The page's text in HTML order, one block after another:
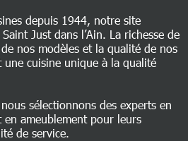
depuis 1944, notre site
Just dans l’Ain. La richesse de
nos modèles et la qualité de nos
cuisine unique à la qualité
sélectionnons des experts en
ameublement pour leurs
de service.